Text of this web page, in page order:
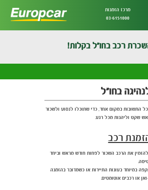
מרכז הזמנות
03-6151000
רכב בחו"ל בקלות!
בחו"ל
התשובות במקום אחד, כדי שתוכלו לנסוע ולשכור
שקט וליהנות מכל רגע.
רכב
את הרכב השכור לפחות חודש מראש וביחד
במיוחד בעונות התיירות או כשמדובר בהזמנה
או רכבים אוטומטים.